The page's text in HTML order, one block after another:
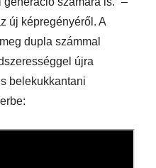
új képregényéről. A
dupla számmal
újra
belekukkantani